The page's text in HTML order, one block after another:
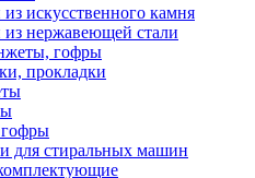
искусственного камня
нержавеющей стали
гофры
прокладки
для стиральных машин